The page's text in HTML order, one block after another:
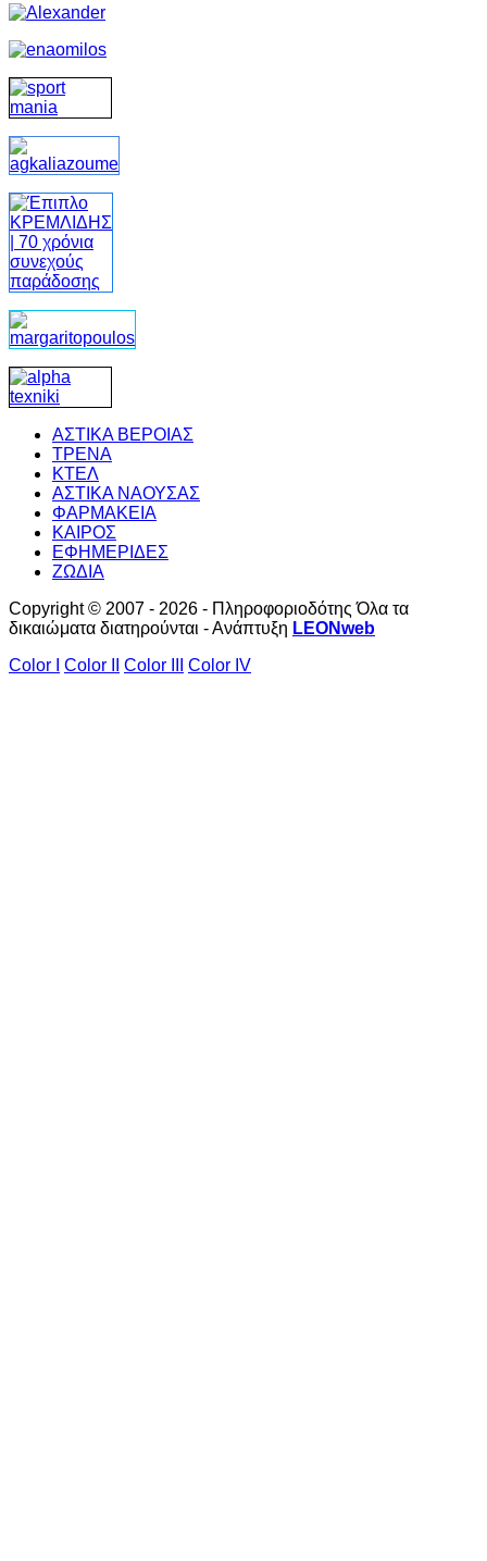
ΑΣΤΙΚΑ ΒΕΡΟΙΑΣ
ΤΡΕΝΑ
ΚΤΕΛ
ΑΣΤΙΚΑ ΝΑΟΥΣΑΣ
ΦΑΡΜΑΚΕΙΑ
ΚΑΙΡΟΣ
ΕΦΗΜΕΡΙΔΕΣ
ΖΩΔΙΑ
Copyright © 2007 - 2026 - Πληροφοριοδότης Όλα τα
δικαιώματα διατηρούνται - Ανάπτυξη LEONweb
Color I
Color II Color III Color IV